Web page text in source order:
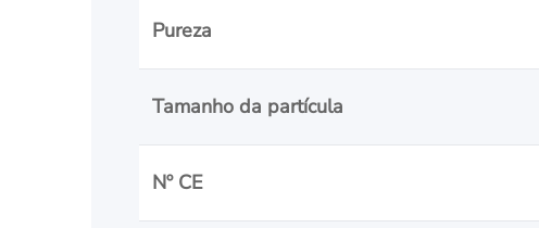
Pureza
Tamanho da partícula
Nº CE